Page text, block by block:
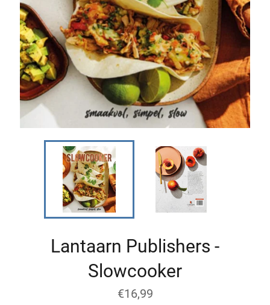
Lantaarn Publishers -
Slowcooker
Normale
prijs
€16,99